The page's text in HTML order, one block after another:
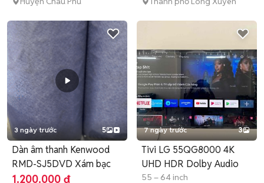
3 ngày trước 5
Dàn âm thanh Kenwood
RMD-SJ5DVD Xám bạc
1.200.000 đ
7 ngày trước 3
Tivi LG 55QG8000 4K
UHD HDR Dolby Audio
55 – 64 inch